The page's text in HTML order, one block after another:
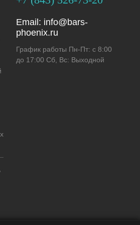
Email: info@bars-
phoenix.ru
График работы Пн-Пт: с 8:00
до 17:00 Сб, Вс: Выходной